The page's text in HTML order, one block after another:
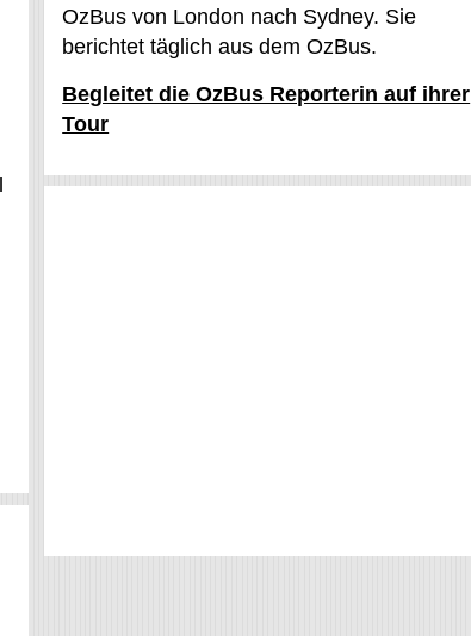
OzBus von London nach Sydney. Sie
berichtet täglich aus dem OzBus.
Begleitet die OzBus Reporterin auf ihrer
Tour